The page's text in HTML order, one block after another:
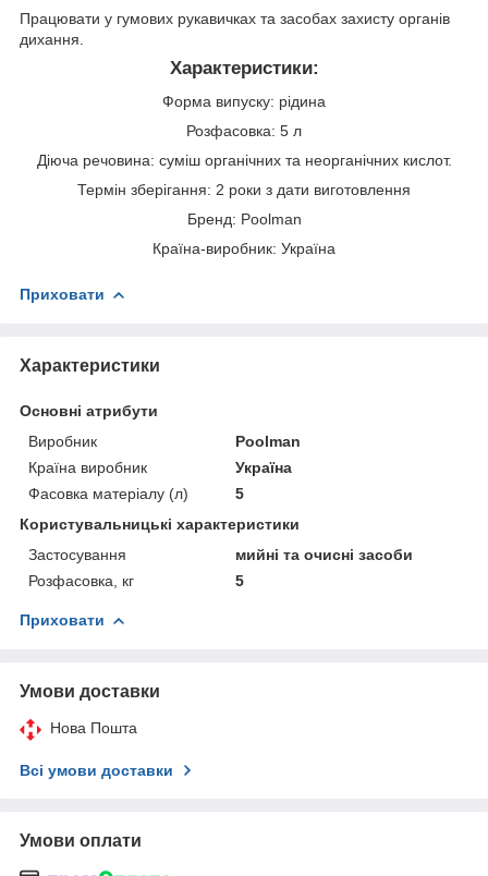
Працювати у гумових рукавичках та засобах захисту органів
дихання.
Характеристики:
Форма випуску: рідина
Розфасовка: 5 л
Діюча речовина: суміш органічних та неорганічних кислот.
Термін зберігання: 2 роки з дати виготовлення
Бренд: Poolman
Країна-виробник: Україна
Приховати
Характеристики
Основні атрибути
Виробник
Poolman
Країна виробник
Україна
Фасовка матеріалу (л)
5
Користувальницькі характеристики
Застосування
мийні та очисні засоби
Розфасовка, кг
5
Приховати
Умови доставки
Нова Пошта
Всі умови доставки
Умови оплати